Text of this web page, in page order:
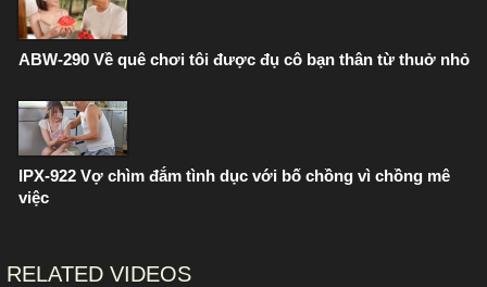
ABW-290 Về quê chơi tôi được đụ cô bạn thân từ thuở nhỏ
IPX-922 Vợ chìm đắm tình dục với bố chồng vì chồng mê
việc
RELATED VIDEOS